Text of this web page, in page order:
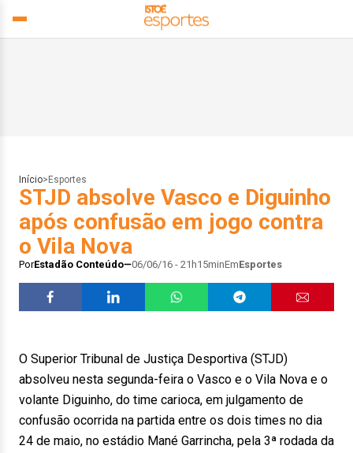
Início> Esportes
STJD absolve Vasco e Diguinho
após confusão em jogo contra
o Vila Nova
PorEstadão Conteúdo 06/06/16 - 21h15minEmEsportes
O Superior Tribunal de Justiça Desportiva (STJD)
absolveu nesta segunda-feira o Vasco e o Vila Nova e o
volante Diguinho, do time carioca, em julgamento de
confusão ocorrida na partida entre os dois times no dia
24 de maio, no estádio Mané Garrincha, pela 3ª rodada da